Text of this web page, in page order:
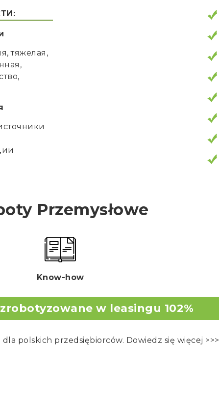
тяжелая,
Przemysłowe
Know-how
w leasingu 102%
polskich przedsiębiorców. Dowiedz się więcej >>>